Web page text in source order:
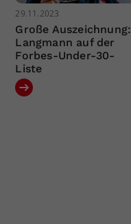
29.11.2023
Große Auszeichnung:
Langmann auf der
Forbes-Under-30-
Liste